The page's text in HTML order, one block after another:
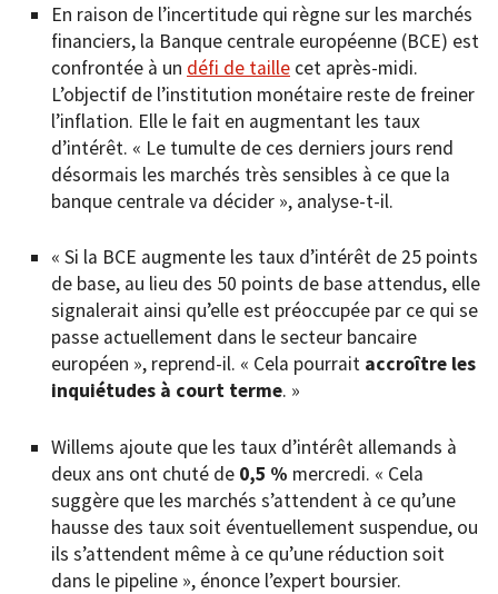
En raison de l’incertitude qui règne sur les marchés
financiers, la Banque centrale européenne (BCE) est
confrontée à un défi de taille cet après-midi.
L’objectif de l’institution monétaire reste de freiner
l’inflation. Elle le fait en augmentant les taux
d’intérêt. « Le tumulte de ces derniers jours rend
désormais les marchés très sensibles à ce que la
banque centrale va décider », analyse-t-il.
« Si la BCE augmente les taux d’intérêt de 25 points
de base, au lieu des 50 points de base attendus, elle
signalerait ainsi qu’elle est préoccupée par ce qui se
passe actuellement dans le secteur bancaire
européen », reprend-il. « Cela pourrait accroître les
inquiétudes à court terme. »
Willems ajoute que les taux d’intérêt allemands à
deux ans ont chuté de 0,5 % mercredi. « Cela
suggère que les marchés s’attendent à ce qu’une
hausse des taux soit éventuellement suspendue, ou
ils s’attendent même à ce qu’une réduction soit
dans le pipeline », énonce l’expert boursier.